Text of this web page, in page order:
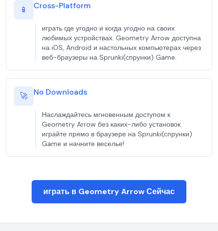
📱 Cross-Platform
играть где угодно и когда угодно на своих
любимых устройствах. Geometry Arrow доступна
на iOS, Android и настольных компьютерах через
веб-браузеры на Sprunki(спрунки) Game.
🚀 No Downloads
Наслаждайтесь мгновенным доступом к
Geometry Arrow без каких-либо установок.
играйте прямо в браузере на Sprunki(спрунки)
Game и начните веселье!
играть в Geometry Arrow Сейчас